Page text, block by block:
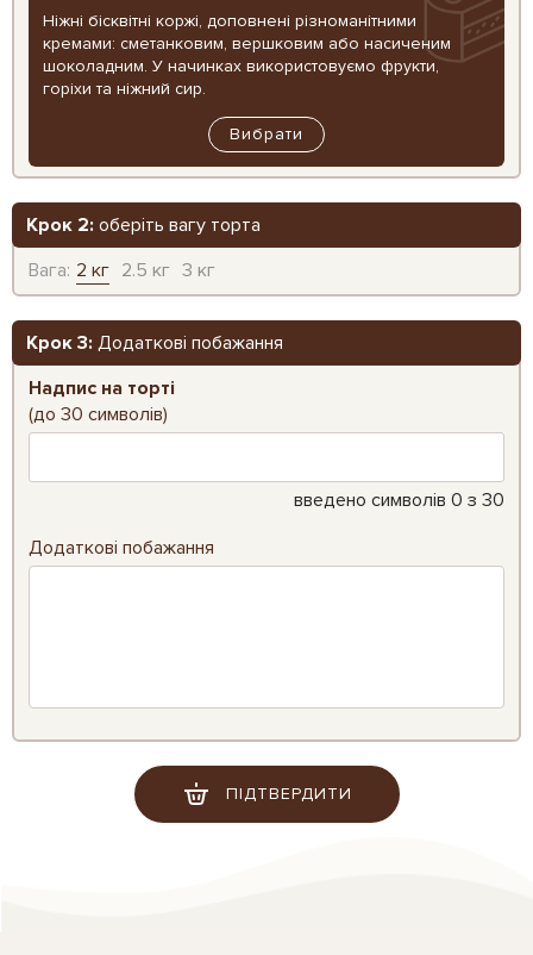
Ніжні бісквітні коржі, доповнені різноманітними
кремами: сметанковим, вершковим або насиченим
шоколадним. У начинках використовуємо фрукти,
горіхи та ніжний сир.
Вибрати
Крок 2: оберіть вагу торта
Вага: 2 кг 2.5 кг 3 кг
Крок 3: Додаткові побажання
Надпис на торті
(до 30 символів)
введено символів 0 з 30
Додаткові побажання
ПІДТВЕРДИТИ